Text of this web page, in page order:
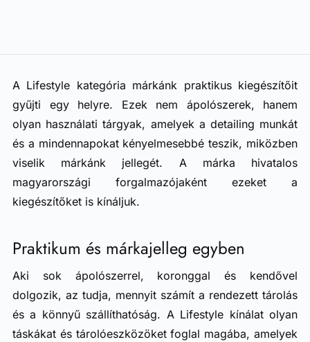
A Lifestyle kategória márkánk praktikus kiegészítőit
gyűjti egy helyre. Ezek nem ápolószerek, hanem
olyan használati tárgyak, amelyek a detailing munkát
és a mindennapokat kényelmesebbé teszik, miközben
viselik márkánk jellegét. A márka hivatalos
magyarországi forgalmazójaként ezeket a
kiegészítőket is kínáljuk.
Praktikum és márkajelleg egyben
Aki sok ápolószerrel, koronggal és kendővel
dolgozik, az tudja, mennyit számít a rendezett tárolás
és a könnyű szállíthatóság. A Lifestyle kínálat olyan
táskákat és tárolóeszközöket foglal magába, amelyek